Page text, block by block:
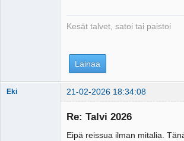
Kesät talvet, satoi tai paistoi
Lainaa
Eki 21-02-2026 18:34:08
Re: Talvi 2026
Eipä reissua ilman mitalia.